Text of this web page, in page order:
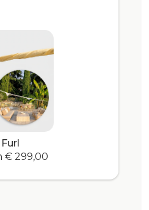
€ 299,00